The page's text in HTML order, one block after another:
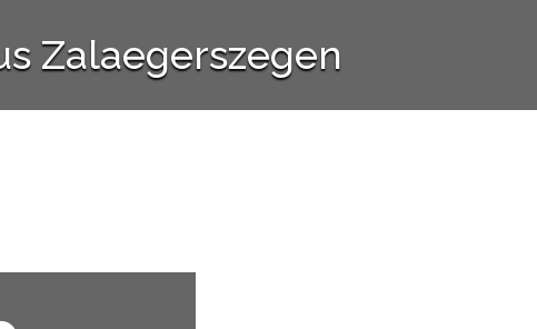
Zalaegerszegen